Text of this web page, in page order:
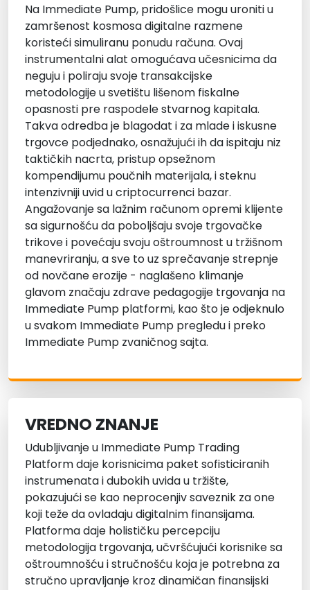
Na Immediate Pump, pridošlice mogu uroniti u
zamršenost kosmosa digitalne razmene
koristeći simuliranu ponudu računa. Ovaj
instrumentalni alat omogućava učesnicima da
neguju i poliraju svoje transakcijske
metodologije u svetištu lišenom fiskalne
opasnosti pre raspodele stvarnog kapitala.
Takva odredba je blagodat i za mlade i iskusne
trgovce podjednako, osnažujući ih da ispitaju niz
taktičkih nacrta, pristup opsežnom
kompendijumu poučnih materijala, i steknu
intenzivniji uvid u criptocurrenci bazar.
Angažovanje sa lažnim računom opremi klijente
sa sigurnošću da poboljšaju svoje trgovačke
trikove i povećaju svoju oštroumnost u tržišnom
manevriranju, a sve to uz sprečavanje strepnje
od novčane erozije - naglašeno klimanje
glavom značaju zdrave pedagogije trgovanja na
Immediate Pump platformi, kao što je odjeknulo
u svakom Immediate Pump pregledu i preko
Immediate Pump zvaničnog sajta.
VREDNO ZNANJE
Udubljivanje u Immediate Pump Trading
Platform daje korisnicima paket sofisticiranih
instrumenata i dubokih uvida u tržište,
pokazujući se kao neprocenjiv saveznik za one
koji teže da ovladaju digitalnim finansijama.
Platforma daje holističku percepciju
metodologija trgovanja, učvršćujući korisnike sa
oštroumnošću i stručnošću koja je potrebna za
stručno upravljanje kroz dinamičan finansijski